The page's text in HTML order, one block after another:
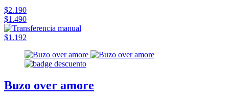
$2.190
$1.490
$1.192
Buzo over amore